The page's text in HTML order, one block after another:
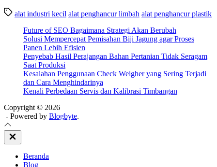
alat industri kecil alat penghancur limbah alat penghancur plastik
Future of SEO Bagaimana Strategi Akan Berubah
Solusi Mempercepat Pemisahan Biji Jagung agar Proses
Panen Lebih Efisien
Penyebab Hasil Perajangan Bahan Pertanian Tidak Seragam
Saat Produksi
Kesalahan Penggunaan Check Weigher yang Sering Terjadi
dan Cara Menghindarinya
Kenali Perbedaan Servis dan Kalibrasi Timbangan
Copyright © 2026
- Powered by Blogbyte.
Close
Off
Beranda
Blog